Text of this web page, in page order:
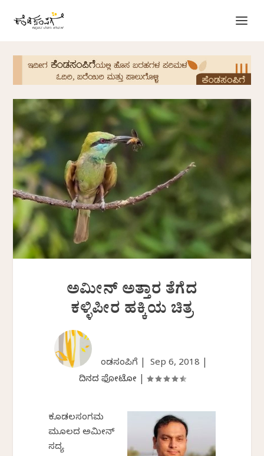
ಅಮೀನ್ ಅತ್ತಾರ ತೆಗೆದ
ಕಳ್ಳಿಪೀರ ಹಕ್ಕಿಯ ಚಿತ್ರ
ಕೆಂಡಸಂಪಿಗೆ | Sep 6, 2018
ದಿನದ ಫೋಟೋ
ಕೂಡಲಸಂಗಮ
ಮೂಲದ ಅಮೀನ್
ಸದ್ಯ